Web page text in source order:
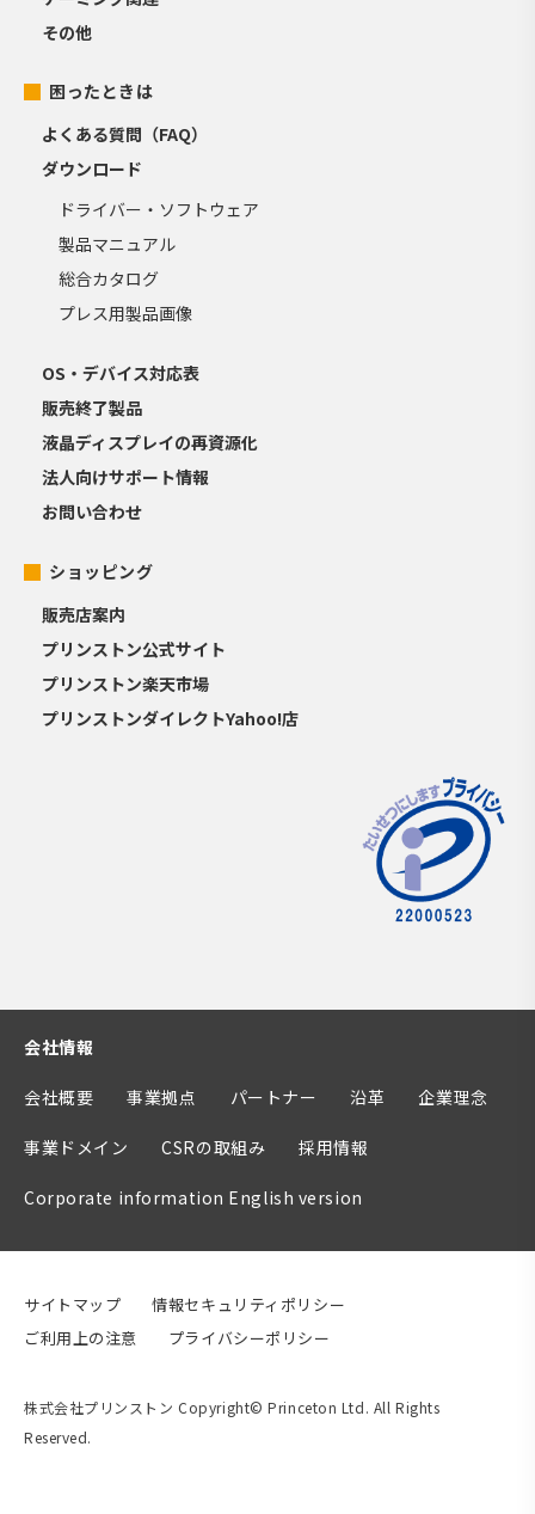
その他
困ったときは
よくある質問（FAQ）
ダウンロード
ドライバー・ソフトウェア
製品マニュアル
総合カタログ
プレス用製品画像
OS・デバイス対応表
販売終了製品
液晶ディスプレイの再資源化
法人向けサポート情報
お問い合わせ
ショッピング
販売店案内
プリンストン公式サイト
プリンストン楽天市場
プリンストンダイレクトYahoo!店
会社情報
会社概要 事業拠点 パートナー 沿革 企業理念
事業ドメイン CSRの取組み 採用情報
Corporate information English version
サイトマップ
情報セキュリティポリシー
ご利用上の注意
プライバシーポリシー
株式会社プリンストン Copyright© Princeton Ltd. All Rights
Reserved.